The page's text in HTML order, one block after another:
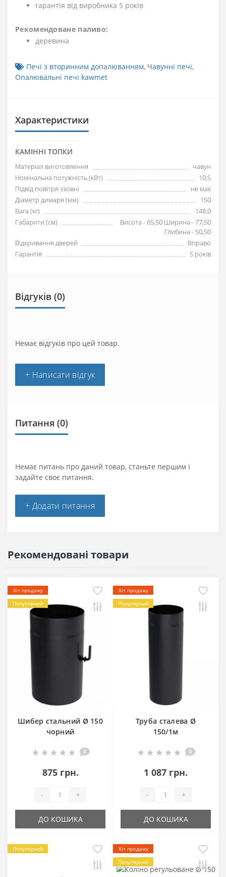
гарантія від виробника 5 років
Рекомендоване паливо:
деревина
Печі з вторинним допалюванням, Чавунні печі,
Опалювальні печі kawmet
Характеристики
КАМІННІ ТОПКИ
Матеріал виготовлення
чавун
Номінальна потужність (кВт)
10,5
Підвід повітря ззовні
не має
Діаметр димаря (мм)
150
Вага (кг)
148,0
Габарити (см)
Висота - 65,50 Ширина - 77,50
Глибина - 50,50
Відкривання дверей
Вправо
Гарантія
5 років
Відгуків (0)
Немає відгуків про цей товар.
+ Написати відгук
Питання (0)
Немає питань про даний товар, станьте першим і
задайте своє питання.
+ Додати питання
Рекомендовані товари
Хіт продажу
Популярний
Шибер стальний Ø 150
чорний
0
875 грн.
- +
ДО КОШИКА
Хіт продажу
Популярний
Труба сталева Ø
150/1м
0
1 087 грн.
- +
ДО КОШИКА
Популярний
Хіт продажу
Популярний